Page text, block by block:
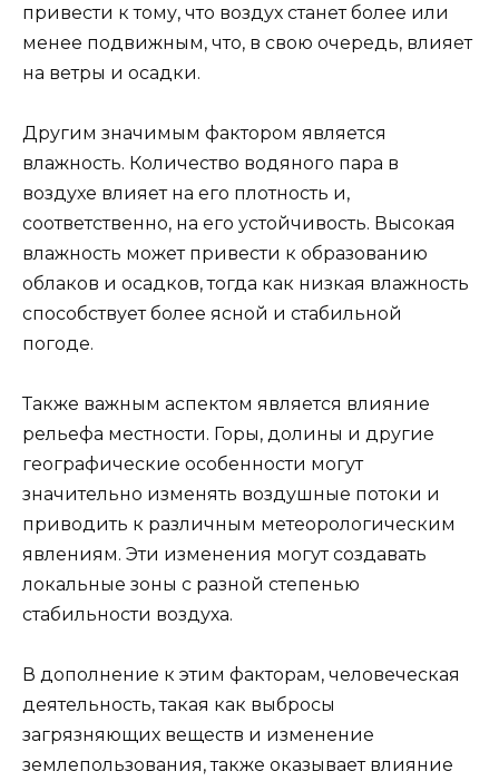
привести к тому, что воздух станет более или
менее подвижным, что, в свою очередь, влияет
на ветры и осадки.
Другим значимым фактором является
влажность. Количество водяного пара в
воздухе влияет на его плотность и,
соответственно, на его устойчивость. Высокая
влажность может привести к образованию
облаков и осадков, тогда как низкая влажность
способствует более ясной и стабильной
погоде.
Также важным аспектом является влияние
рельефа местности. Горы, долины и другие
географические особенности могут
значительно изменять воздушные потоки и
приводить к различным метеорологическим
явлениям. Эти изменения могут создавать
локальные зоны с разной степенью
стабильности воздуха.
В дополнение к этим факторам, человеческая
деятельность, такая как выбросы
загрязняющих веществ и изменение
землепользования, также оказывает влияние